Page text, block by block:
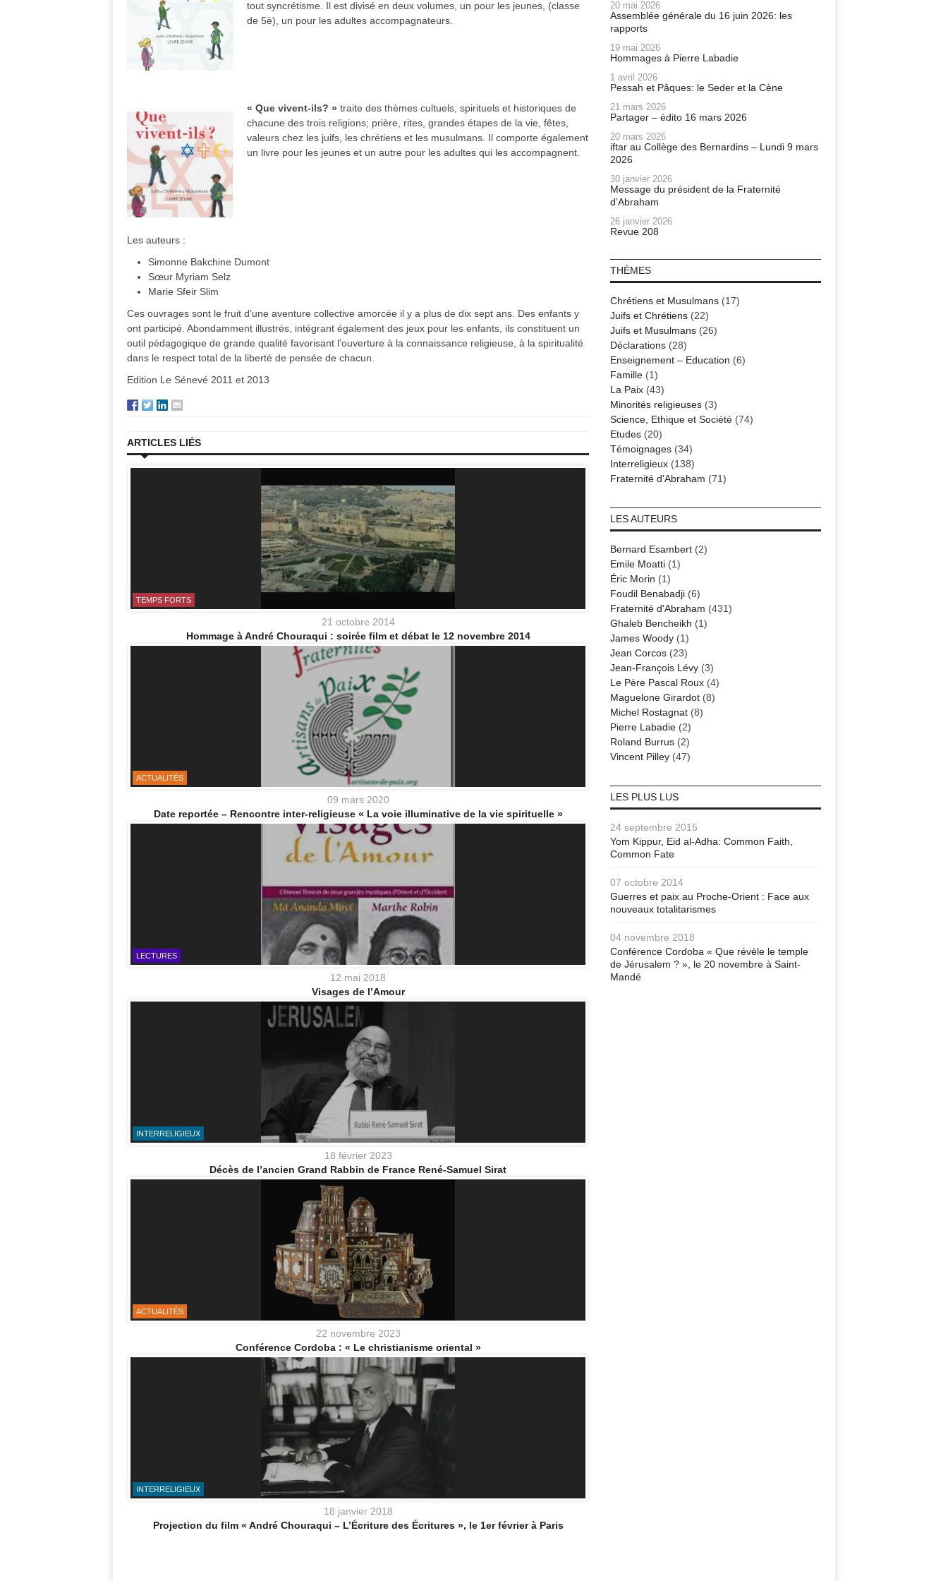
tout syncrétisme. Il est divisé en deux volumes, un pour les jeunes, (classe
de 5è), un pour les adultes accompagnateurs.
« Que vivent-ils? » traite des thèmes cultuels, spirituels et historiques de
chacune des trois religions; prière, rites, grandes étapes de la vie, fêtes,
valeurs chez les juifs, les chrétiens et les musulmans. Il comporte également
un livre pour les jeunes et un autre pour les adultes qui les accompagnent.
Les auteurs :
Simonne Bakchine Dumont
Sœur Myriam Selz
Marie Sfeir Slim
Ces ouvrages sont le fruit d’une aventure collective amorcée il y a plus de dix sept ans. Des enfants y
ont participé. Abondamment illustrés, intégrant également des jeux pour les enfants, ils constituent un
outil pédagogique de grande qualité favorisant l’ouverture à la connaissance religieuse, à la spiritualité
dans le respect total de la liberté de pensée de chacun.
Edition Le Sénevé 2011 et 2013
ARTICLES LIÉS
TEMPS FORTS
21 octobre 2014
Hommage à André Chouraqui : soirée film et débat le 12 novembre 2014
ACTUALITÉS
09 mars 2020
Date reportée – Rencontre inter-religieuse « La voie illuminative de la vie spirituelle »
LECTURES
12 mai 2018
Visages de l’Amour
INTERRELIGIEUX
18 février 2023
Décès de l’ancien Grand Rabbin de France René-Samuel Sirat
ACTUALITÉS
22 novembre 2023
Conférence Cordoba : « Le christianisme oriental »
INTERRELIGIEUX
18 janvier 2018
Projection du film « André Chouraqui – L’Écriture des Écritures », le 1er février à Paris
20 mai 2026
Assemblée générale du 16 juin 2026: les
rapports
19 mai 2026
Hommages à Pierre Labadie
1 avril 2026
Pessah et Pâques: le Seder et la Cène
21 mars 2026
Partager – édito 16 mars 2026
20 mars 2026
iftar au Collège des Bernardins – Lundi 9 mars
2026
30 janvier 2026
Message du président de la Fraternité
d’Abraham
26 janvier 2026
Revue 208
THÈMES
Chrétiens et Musulmans(17)
Juifs et Chrétiens(22)
Juifs et Musulmans(26)
Déclarations(28)
Enseignement – Education (6)
Famille(1)
La Paix(43)
Minorités religieuses(3)
Science, Ethique et Société(74)
Etudes(20)
Témoignages(34)
Interreligieux(138)
Fraternité d'Abraham (71)
LES AUTEURS
Bernard Esambert(2)
Emile Moatti(1)
Éric Morin (1)
Foudil Benabadji(6)
Fraternité d'Abraham (431)
Ghaleb Bencheikh (1)
James Woody(1)
Jean Corcos(23)
Jean-François Lévy(3)
Le Père Pascal Roux(4)
Maguelone Girardot(8)
Michel Rostagnat(8)
Pierre Labadie(2)
Roland Burrus(2)
Vincent Pilley(47)
LES PLUS LUS
24 septembre 2015
Yom Kippur, Eid al-Adha: Common Faith,
Common Fate
07 octobre 2014
Guerres et paix au Proche-Orient : Face aux
nouveaux totalitarismes
04 novembre 2018
Conférence Cordoba « Que révèle le temple
de Jérusalem ? », le 20 novembre à Saint-
Mandé